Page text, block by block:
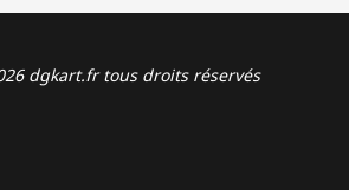
dgkart.fr tous droits réservés